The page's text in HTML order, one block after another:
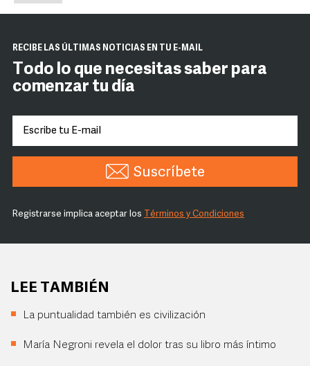
RECIBE LAS ÚLTIMAS NOTICIAS EN TU E-MAIL
Todo lo que necesitas saber para
comenzar tu día
Suscríbete
Registrarse implica aceptar los Términos y Condiciones
LEE TAMBIÉN
La puntualidad también es civilización
María Negroni revela el dolor tras su libro más íntimo